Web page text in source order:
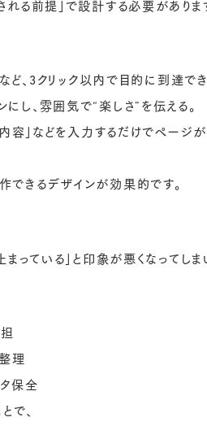
る前提」で設計する必要がありま
など、3クリック以内で目的に到達で
し、雰囲気で“楽しさ”を伝える。
内容」などを入力するだけでページ
できるデザインが効果的です。
っている」と印象が悪くなってしま
理
保全
で、